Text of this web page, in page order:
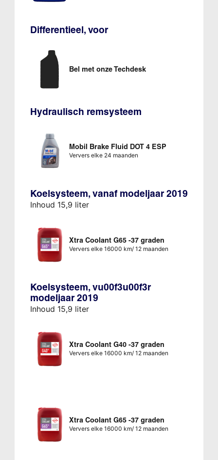
Differentieel, voor
Bel met onze Techdesk
Hydraulisch remsysteem
Mobil Brake Fluid DOT 4 ESP
Ververs elke 24 maanden
Koelsysteem, vanaf modeljaar 2019
Inhoud 15,9 liter
Xtra Coolant G65 -37 graden
Ververs elke 16000 km/ 12 maanden
Koelsysteem, vu00f3u00f3r
modeljaar 2019
Inhoud 15,9 liter
Xtra Coolant G40 -37 graden
Ververs elke 16000 km/ 12 maanden
Xtra Coolant G65 -37 graden
Ververs elke 16000 km/ 12 maanden